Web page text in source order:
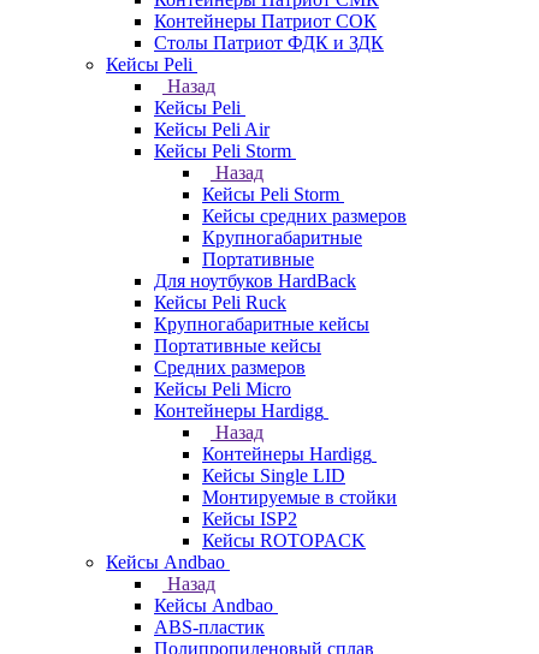
Контейнеры Патриот СОК
Столы Патриот ФДК и ЗДК
Кейсы Peli
Назад
Кейсы Peli
Кейсы Peli Air
Кейсы Peli Storm
Назад
Кейсы Peli Storm
Кейсы средних размеров
Крупногабаритные
Портативные
Для ноутбуков HardBack
Кейсы Peli Ruck
Крупногабаритные кейсы
Портативные кейсы
Средних размеров
Кейсы Peli Micro
Контейнеры Hardigg
Назад
Контейнеры Hardigg
Кейсы Single LID
Монтируемые в стойки
Кейсы ISP2
Кейсы ROTOPACK
Кейсы Andbao
Назад
Кейсы Andbao
ABS-пластик
Полипропиленовый сплав